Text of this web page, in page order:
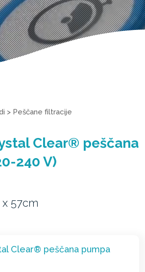
> Peščane filtracije
Clear® peščana
240 V)
57cm